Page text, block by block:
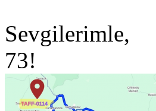
Sevgilerimle,
73!